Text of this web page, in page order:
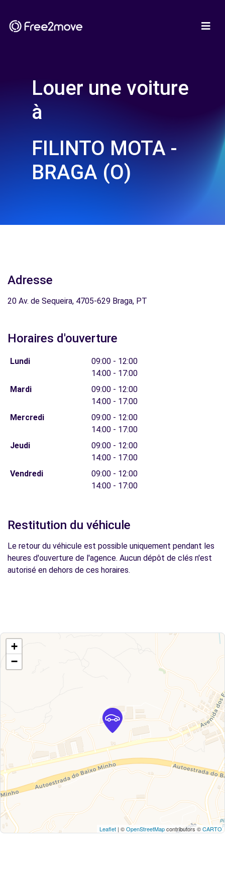
Louer une voiture
à
FILINTO MOTA -
BRAGA (O)
Adresse
20 Av. de Sequeira, 4705-629 Braga, PT
Horaires d'ouverture
Lundi
09:00 - 12:00
14:00 - 17:00
Mardi
09:00 - 12:00
14:00 - 17:00
Mercredi
09:00 - 12:00
14:00 - 17:00
Jeudi
09:00 - 12:00
14:00 - 17:00
Vendredi
09:00 - 12:00
14:00 - 17:00
Restitution du véhicule
Le retour du véhicule est possible uniquement pendant les
heures d'ouverture de l'agence. Aucun dépôt de clés n'est
autorisé en dehors de ces horaires.
+
−
Leaflet | ©OpenStreetMapcontributors ©CARTO